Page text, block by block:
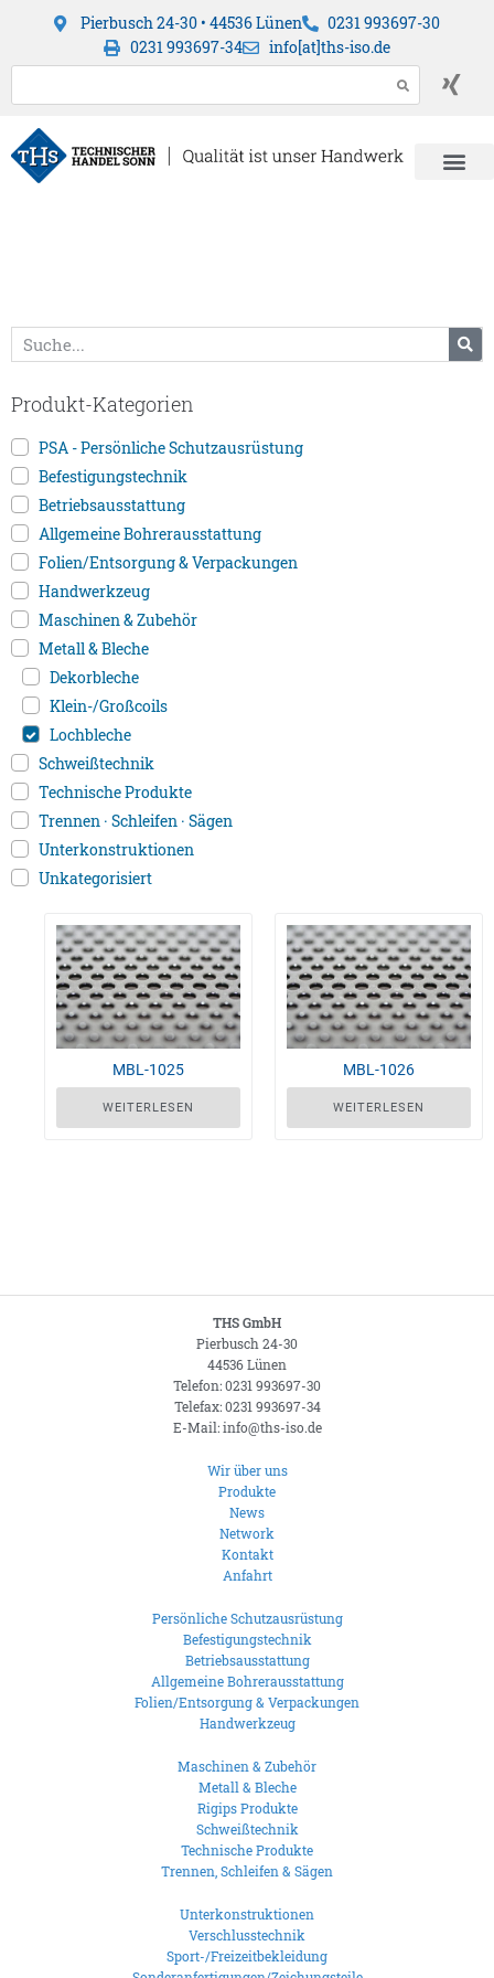
Pierbusch 24-30 • 44536 Lünen
0231 993697-30
0231 993697-34
info[at]ths-iso.de
Produkt-Kategorien
PSA - Persönliche Schutzausrüstung
Befestigungstechnik
Betriebsausstattung
Allgemeine Bohrerausstattung
Folien/Entsorgung & Verpackungen
Handwerkzeug
Maschinen & Zubehör
Metall & Bleche
Dekorbleche
Klein-/Großcoils
Lochbleche
Schweißtechnik
Technische Produkte
Trennen · Schleifen · Sägen
Unterkonstruktionen
Unkategorisiert
MBL-1025
WEITERLESEN
MBL-1026
WEITERLESEN
THS GmbH
Pierbusch 24-30
44536 Lünen
Telefon: 0231 993697-30
Telefax: 0231 993697-34
E-Mail: info@ths-iso.de
Wir über uns
Produkte
News
Network
Kontakt
Anfahrt
Persönliche Schutzausrüstung
Befestigungstechnik
Betriebsausstattung
Allgemeine Bohrerausstattung
Folien/Entsorgung & Verpackungen
Handwerkzeug
Maschinen & Zubehör
Metall & Bleche
Rigips Produkte
Schweißtechnik
Technische Produkte
Trennen, Schleifen & Sägen
Unterkonstruktionen
Verschlusstechnik
Sport-/Freizeitbekleidung